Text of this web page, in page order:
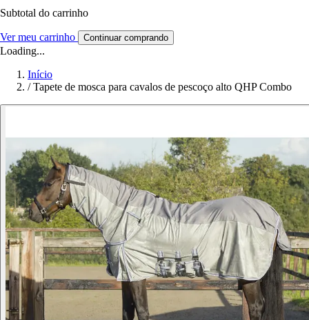
Subtotal do carrinho
Ver meu carrinho Continuar comprando
Loading...
Início
/ Tapete de mosca para cavalos de pescoço alto QHP Combo